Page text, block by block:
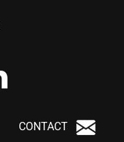
CONTACT